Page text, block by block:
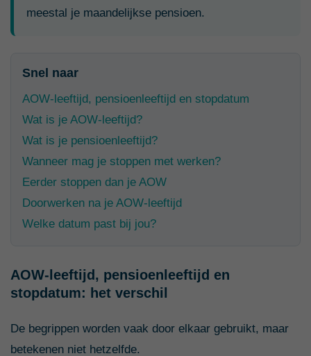
meestal je maandelijkse pensioen.
Snel naar
AOW-leeftijd, pensioenleeftijd en stopdatum
Wat is je AOW-leeftijd?
Wat is je pensioenleeftijd?
Wanneer mag je stoppen met werken?
Eerder stoppen dan je AOW
Doorwerken na je AOW-leeftijd
Welke datum past bij jou?
AOW-leeftijd, pensioenleeftijd en
stopdatum: het verschil
De begrippen worden vaak door elkaar gebruikt, maar
betekenen niet hetzelfde.